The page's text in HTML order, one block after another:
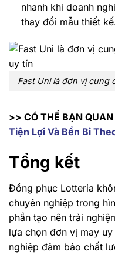
nhanh khi doanh
thay đổi mẫu thiết
Fast Uni là đơn vị cung
>> CÓ THỂ BẠN
Tiện Lợi Và Bền Bỉ
Tổng kết
Đồng phục Lotteria
chuyên nghiệp trong
phần tạo nên trải
lựa chọn đơn vị may
nghiệp đảm bảo chất